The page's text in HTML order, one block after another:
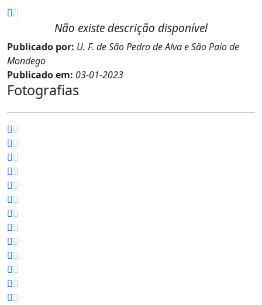
Não existe descrição disponível
Publicado por: U. F. de São Pedro de Alva e São Paio de
Mondego
Publicado em: 03-01-2023
Fotografias